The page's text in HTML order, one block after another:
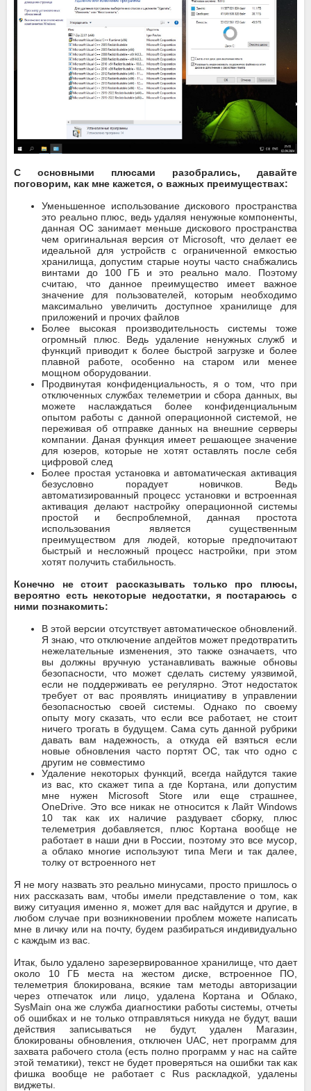
С основными плюсами разобрались, давайте
поговорим, как мне кажется, о важных преимуществах:
Уменьшенное использование дискового пространства
это реально плюс, ведь удаляя ненужные компоненты,
данная ОС занимает меньше дискового пространства
чем оригинальная версия от Microsoft, что делает ее
идеальной для устройств с ограниченной емкостью
хранилища, допустим старые ноуты часто снабжались
винтами до 100 ГБ и это реально мало. Поэтому
считаю, что данное преимущество имеет важное
значение для пользователей, которым необходимо
максимально увеличить доступное хранилище для
приложений и прочих файлов
Более высокая производительность системы тоже
огромный плюс. Ведь удаление ненужных служб и
функций приводит к более быстрой загрузке и более
плавной работе, особенно на старом или менее
мощном оборудовании.
Продвинутая конфиденциальность, я о том, что при
отключенных службах телеметрии и сбора данных, вы
можете наслаждаться более конфиденциальным
опытом работы с данной операционной системой, не
переживая об отправке данных на внешние серверы
компании. Даная функция имеет решающее значение
для юзеров, которые не хотят оставлять после себя
цифровой след
Более простая установка и автоматическая активация
безусловно порадует новичков. Ведь
автоматизированный процесс установки и встроенная
активация делают настройку операционной системы
простой и беспроблемной, данная простота
использования является существенным
преимуществом для людей, которые предпочитают
быстрый и несложный процесс настройки, при этом
хотят получить стабильность.
Конечно не стоит рассказывать только про плюсы,
вероятно есть некоторые недостатки, я постараюсь с
ними познакомить:
В этой версии отсутствует автоматическое обновлений.
Я знаю, что отключение апдейтов может предотвратить
нежелательные изменения, это также означаетs, что
вы должны вручную устанавливать важные обновы
безопасности, что может сделать систему уязвимой,
если не поддерживать ее регулярно. Этот недостаток
требует от вас проявлять инициативу в управлении
безопасностью своей системы. Однако по своему
опыту могу сказать, что если все работает, не стоит
ничего трогать в будущем. Сама суть данной рубрики
давать вам надежность, а откуда ей взяться если
новые обновления часто портят ОС, так что одно с
другим не совместимо
Удаление некоторых функций, всегда найдутся такие
из вас, кто скажет типа а где Кортана, или допустим
мне нужен Microsoft Store или еще страшнее,
OneDrive. Это все никак не относится к Лайт Windows
10 так как их наличие раздувает сборку, плюс
телеметрия добавляется, плюс Кортана вообще не
работает в наши дни в России, поэтому это все мусор,
а облако многие используют типа Меги и так далее,
толку от встроенного нет
Я не могу назвать это реально минусами, просто пришлось о
них рассказать вам, чтобы имели представление о том, как
вижу ситуация именно я, может для вас найдутся и другие, в
любом случае при возникновении проблем можете написать
мне в личку или на почту, будем разбираться индивидуально
с каждым из вас.
Итак, было удалено зарезервированное хранилище, что дает
около 10 ГБ места на жестом диске, встроенное ПО,
телеметрия блокирована, всякие там методы авторизации
через отпечаток или лицо, удалена Кортана и Облако,
SysMain она же служба диагностики работы системы, отчеты
об ошибках и не только отправляться никуда не будут, ваши
действия записываться не будут, удален Магазин,
блокированы обновления, отключен UAC, нет программ для
захвата рабочего стола (есть полно программ у нас на сайте
этой тематики), текст не будет проверяться на ошибки так как
фишка вообще не работает с Rus раскладкой, удалены
виджеты.